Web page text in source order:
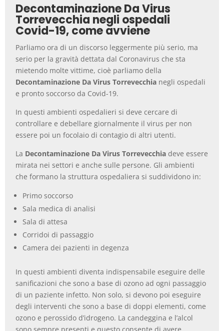
Decontaminazione Da Virus
Torrevecchia negli ospedali
Covid-19, come avviene
Parliamo ora di un discorso leggermente più serio, ma
serio per la gravità dettata dal Coronavirus che sta
mietendo molte vittime, cioè parliamo della
Decontaminazione Da Virus Torrevecchia negli ospedali
e pronto soccorso da Covid-19.
In questi ambienti ospedalieri si deve cercare di
controllare e debellare giornalmente il virus per non
essere poi un focolaio di contagio di altri utenti.
La Decontaminazione Da Virus Torrevecchia deve essere
mirata nei settori e anche sulle persone. Gli ambienti
che formano la struttura ospedaliera si suddividono in:
Primo soccorso
Sala medica di analisi
Sala di attesa
Corridoi di passaggio
Camera dei pazienti in degenza
In questi ambienti diventa indispensabile eseguire delle
sanificazioni che sono a base di ozono ad ogni passaggio
di un paziente infetto. Non solo, si devono poi eseguire
degli interventi che sono a base di doppi elementi, come
ozono e perossido d’idrogeno. La candeggina e l’alcol